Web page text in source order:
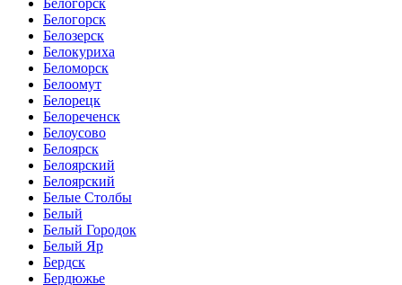
Белогорск
Белогорск
Белозерск
Белокуриха
Беломорск
Белоомут
Белорецк
Белореченск
Белоусово
Белоярск
Белоярский
Белоярский
Белые Столбы
Белый
Белый Городок
Белый Яр
Бердск
Бердюжье